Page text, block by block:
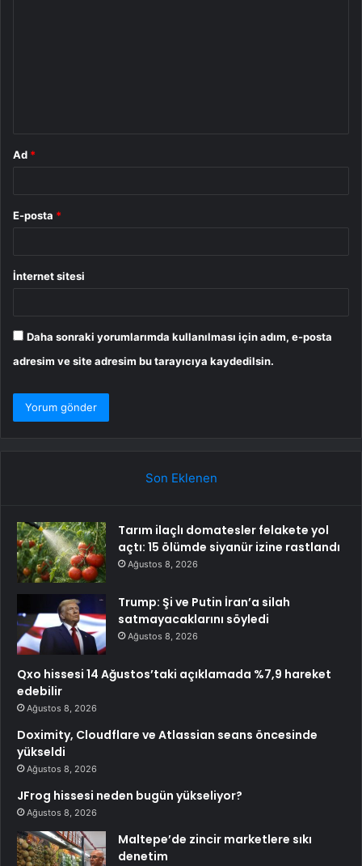
Ad *
E-posta *
İnternet sitesi
Daha sonraki yorumlarımda kullanılması için adım, e-posta
adresim ve site adresim bu tarayıcıya kaydedilsin.
Son Eklenen
Tarım ilaçlı domatesler felakete yol
açtı: 15 ölümde siyanür izine rastlandı
Ağustos 8, 2026
Trump: Şi ve Putin İran’a silah
satmayacaklarını söyledi
Ağustos 8, 2026
Qxo hissesi 14 Ağustos’taki açıklamada %7,9 hareket
edebilir
Ağustos 8, 2026
Doximity, Cloudflare ve Atlassian seans öncesinde
yükseldi
Ağustos 8, 2026
JFrog hissesi neden bugün yükseliyor?
Ağustos 8, 2026
Maltepe’de zincir marketlere sıkı
denetim